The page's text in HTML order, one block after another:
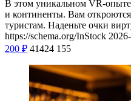
В этом уникальном VR-опыте
и континенты. Вам
туристам. Наденьте очки
https://schema.org/InStock
200 ₽ 41424 155